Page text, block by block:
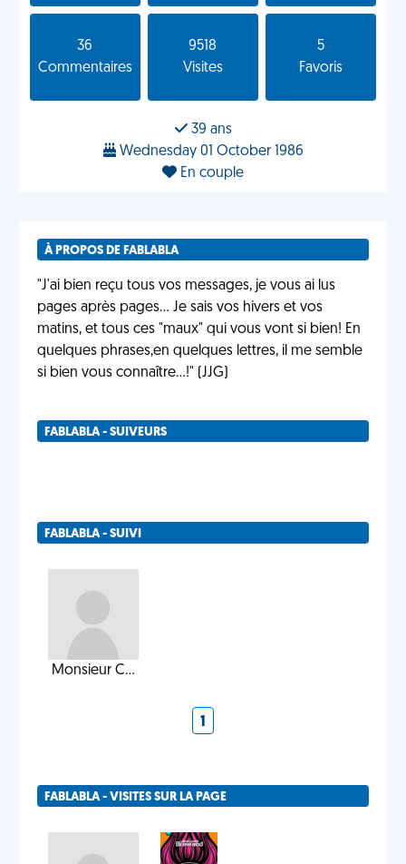
36
Commentaires
9518
Visites
5
Favoris
39 ans
Wednesday 01 October 1986
En couple
À PROPOS DE FABLABLA
"J'ai bien reçu tous vos messages, je vous ai lus
pages après pages... Je sais vos hivers et vos
matins, et tous ces "maux" qui vous vont si bien! En
quelques phrases,en quelques lettres, il me semble
si bien vous connaître...!" (JJG)
FABLABLA - SUIVEURS
FABLABLA - SUIVI
Monsieur C...
1
FABLABLA - VISITES SUR LA PAGE